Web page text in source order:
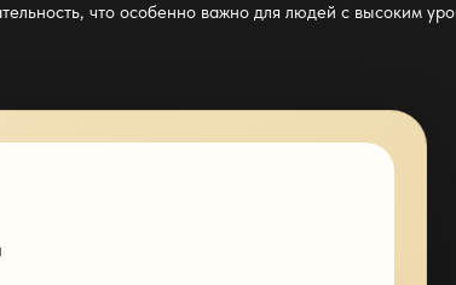
что особенно важно для людей с высоким